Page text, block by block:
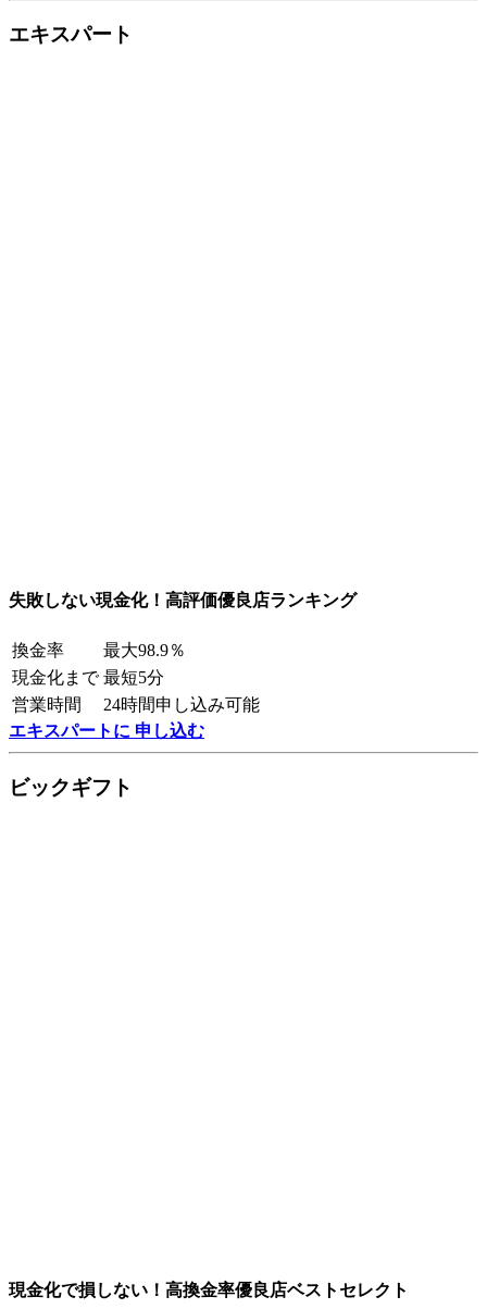
エキスパート
失敗しない現金化！高評価優良店ランキング
換金率
最大98.9％
現金化まで 最短5分
営業時間
24時間申し込み可能
エキスパートに 申し込む
ビックギフト
現金化で損しない！高換金率優良店ベストセレクト